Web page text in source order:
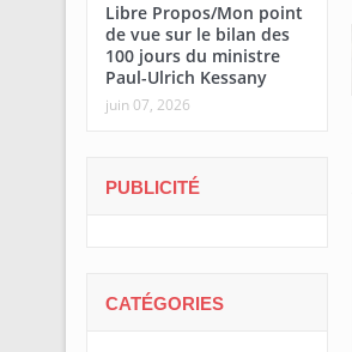
Libre Propos/Mon point
de vue sur le bilan des
100 jours du ministre
Paul-Ulrich Kessany
juin 07, 2026
PUBLICITÉ
CATÉGORIES